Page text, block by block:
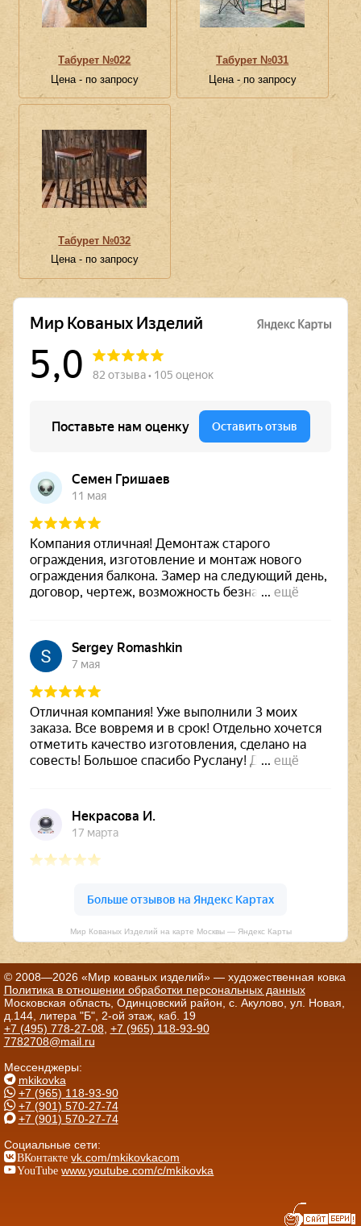
Табурет №022
Цена - по запросу
Табурет №031
Цена - по запросу
Табурет №032
Цена - по запросу
Мир Кованых Изделий на карте Москвы — Яндекс Карты
© 2008—2026 «Мир кованых изделий» — художественная ковка
Политика в отношении обработки персональных данных
Московская область, Одинцовский район, с. Акулово, ул. Новая,
д.144, литера "Б", 2-ой этаж, каб. 19
+7 (495) 778-27-08, +7 (965) 118-93-90
7782708@mail.ru
Мессенджеры:
mkikovka
+7 (965) 118-93-90
+7 (901) 570-27-74
+7 (901) 570-27-74
Социальные сети:
ВКонтакте vk.com/mkikovkacom
YouTube www.youtube.com/c/mkikovka